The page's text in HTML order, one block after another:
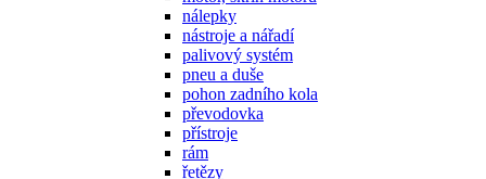
nálepky
nástroje a nářadí
palivový systém
pneu a duše
pohon zadního kola
převodovka
přístroje
rám
řetězy